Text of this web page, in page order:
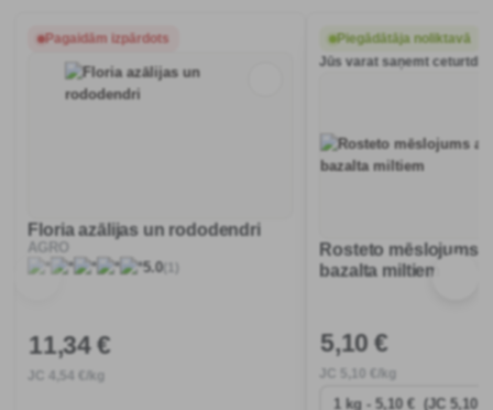
Pagaidām izpārdots
Floria azālijas un rododendri
AGRO
5.0(1)
11,34 €
,54 €/kg
Piegādātāja noliktavā
Jūs varat saņemt
Rosteto mēslojums
bazalta miltiem
5,10 €
,10 €/kg